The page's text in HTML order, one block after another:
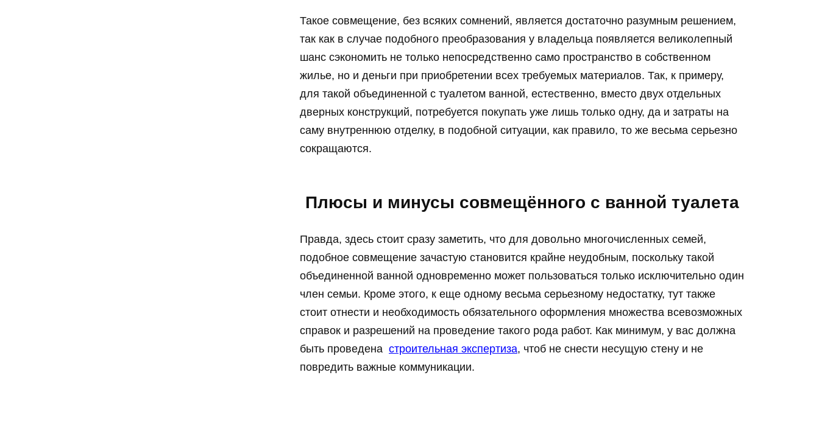
Такое совмещение, без всяких сомнений, является достаточно разумным решением,
так как в случае подобного преобразования у владельца появляется великолепный
шанс сэкономить не только непосредственно само пространство в собственном
жилье, но и деньги при приобретении всех требуемых материалов. Так, к примеру,
для такой объединенной с туалетом ванной, естественно, вместо двух отдельных
дверных конструкций, потребуется покупать уже лишь только одну, да и затраты на
саму внутреннюю отделку, в подобной ситуации, как правило, то же весьма серьезно
сокращаются.
Плюсы и минусы совмещённого с ванной туалета
Правда, здесь стоит сразу заметить, что для довольно многочисленных семей,
подобное совмещение зачастую становится крайне неудобным, поскольку такой
объединенной ванной одновременно может пользоваться только исключительно один
член семьи. Кроме этого, к еще одному весьма серьезному недостатку, тут также
стоит отнести и необходимость обязательного оформления множества всевозможных
справок и разрешений на проведение такого рода работ. Как минимум, у вас должна
быть проведена строительная экспертиза, чтоб не снести несущую стену и не
повредить важные коммуникации.